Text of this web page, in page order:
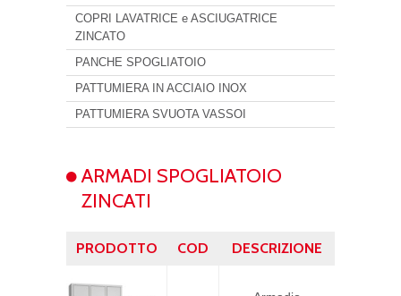
COPRI LAVATRICE e ASCIUGATRICE
ZINCATO
PANCHE SPOGLIATOIO
PATTUMIERA IN ACCIAIO INOX
PATTUMIERA SVUOTA VASSOI
ARMADI SPOGLIATOIO
ZINCATI
PRODOTTO COD DESCRIZIONE